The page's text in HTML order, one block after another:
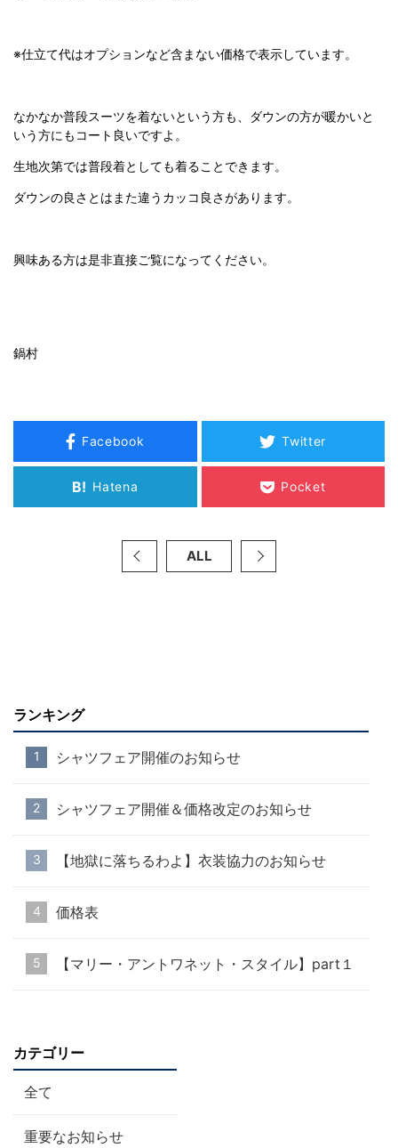
※仕立て代はオプションなど含まない価格で表示しています。
なかなか普段スーツを着ないという方も、ダウンの方が暖かいと
いう方にもコート良いですよ。
生地次第では普段着としても着ることできます。
ダウンの良さとはまた違うカッコ良さがあります。
興味ある方は是非直接ご覧になってください。
鍋村
Facebook Twitter
B! Hatena Pocket
ALL
ランキング
シャツフェア開催のお知らせ
シャツフェア開催＆価格改定のお知らせ
【地獄に落ちるわよ】衣装協力のお知らせ
価格表
【マリー・アントワネット・スタイル】part１
カテゴリー
全て
重要なお知らせ